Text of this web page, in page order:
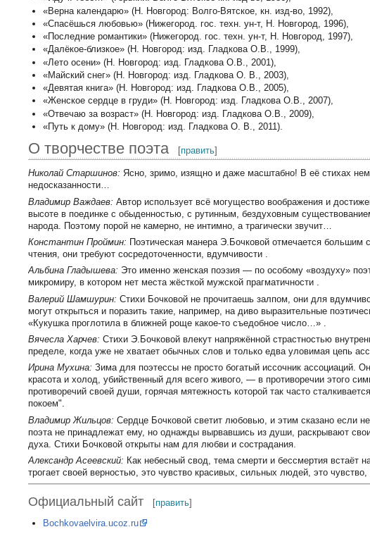
«Верна календарю» (Н. Новгород: Волго-Вятское, кн. изд-во, 1992),
«Спасёшься любовью» (Нижегород. гос. техн. ун-т, Н. Новгород, 1996),
«Последние романтики» (Нижегород. гос. техн. ун-т, Н. Новгород, 1997),
«Далёкое-близкое» (Н. Новгород: изд. Гладкова О.В., 1999),
«Лето осени» (Н. Новгород: изд. Гладкова О.В., 2001),
«Майский снег» (Н. Новгород: изд. Гладкова О. В., 2003),
«Девятая книга» (Н. Новгород: изд. Гладкова О.В., 2005),
«Женское сердце в груди» (Н. Новгород: изд. Гладкова О.В., 2007),
«Отвечаю за возраст» (Н. Новгород: изд. Гладкова О.В., 2009),
«Путь к дому» (Н. Новгород: изд. Гладкова О. В., 2011).
О творчестве поэта [править]
Николай Старшинов: Ясно, зримо, изящно и даже масштабно! В её стихах
недосказанности…
Владимир Важдаев: Автор использует всё могущество воображения и
высоте в поединке с обыденностью, с рутинным, бездуховным
народа. Поэтому порой не камерно, не интимно, а трагически звучит…
Константин Проймин: Поэтическая манера Э.Бочковой отмечается большим
чтения, они требуют сосредоточенности, вдумчивости .
Альбина Гладышева: Это именно женская поэзия — по особому «воздуху»
микромиру, в котором нет места жёсткой мужской прагматичности .
Валерий Шамшурин: Стихи Бочковой не прочитаешь залпом, они для
могут открыться и поразить такие, например, на диво выразительные
«Кукушка проглотила в ближней роще какое-то съедобное число…» .
Вячесла Харчев: Стихи Э.Бочковой влекут напряжённой страстностью
пределе, когда уже не хватает обычных слов и только едва уловимая цепь
Ирина Мухина: Зима для поэтессы не просто богатый иссочник ассоциаций.
красота и холод, убийственный для всего живого, — в противоречии этого
противоречий своей души, горячая мятежность которой так часто
покоем".
Владимир Жильцов: Сердце Бочковой светит любовью, и этим сказано если
поэта не принадлежат ему, но однажды вырвавшись из души, раскрывают
духа. Стихи Бочковой открыты нам для любви и сострадания.
Александр Асеевский: Как небесный свод, тема смерти и бессмертия
трогает своей верностью, это чувство красивых, сильных людей, это
Официальный сайт [править]
Bochkovaelvira.ucoz.ru